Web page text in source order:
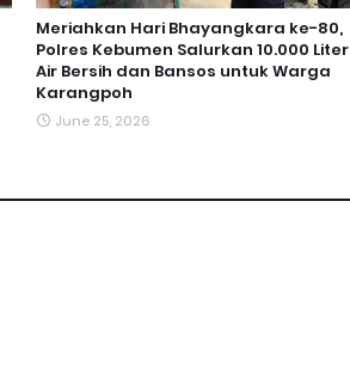
Meriahkan Hari Bhayangkara ke-80,
Polres Kebumen Salurkan 10.000 Liter
Air Bersih dan Bansos untuk Warga
Karangpoh
June 25, 2026